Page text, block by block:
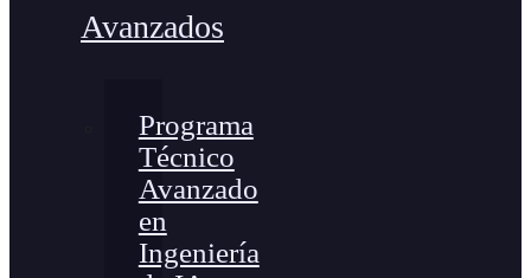
Avanzados
Programa
Técnico
Avanzado
en
Ingeniería